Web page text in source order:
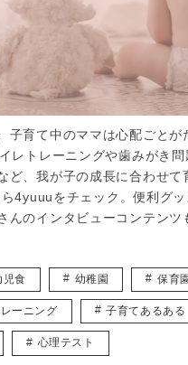
子育て中のママは心配ごと
レトレーニングや歯みがき
ど、我が子の成長に合わせ
4yuuuをチェック。便利グ
んのインタビューコンテンツ
児食 幼稚園 保育
ーニング 子育てあるある
心理テスト